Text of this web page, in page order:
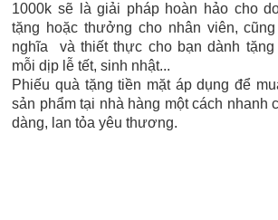
1000k sẽ là giải pháp hoàn hảo cho
tặng hoặc thưởng cho nhân viên,
nghĩa và thiết thực cho bạn dành tặng
mỗi dịp lễ tết, sinh nhật...
Phiếu quà tặng tiền mặt áp dụng để
sản phẩm tại nhà hàng một cách nhanh
dàng, lan tỏa yêu thương.